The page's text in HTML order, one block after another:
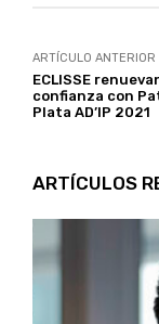
ARTÍCULO ANTERIOR
ECLISSE
confianza con
Plata AD’IP 2021
ARTÍCULOS